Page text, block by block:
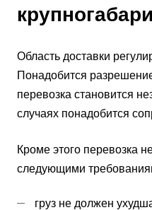
Область доставки
Понадобится
перевозка становится
случаях понадобится
Кроме этого перевозка
следующими
груз не должен